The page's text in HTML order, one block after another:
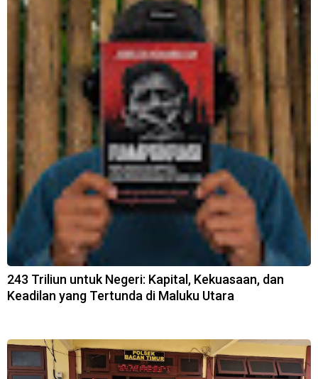
243 Triliun untuk Negeri: Kapital, Kekuasaan, dan
Keadilan yang Tertunda di Maluku Utara